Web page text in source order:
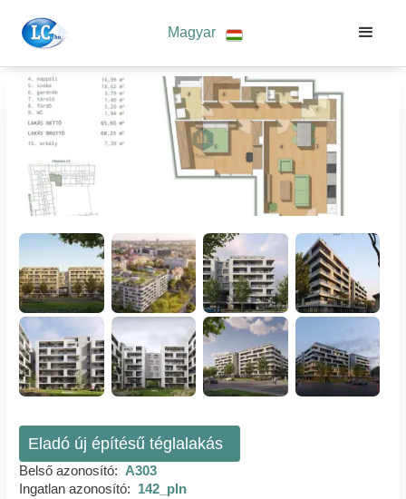
Magyar
Eladó új építésű téglalakás
Belső azonosító: A303
Ingatlan azonosító: 142_pln